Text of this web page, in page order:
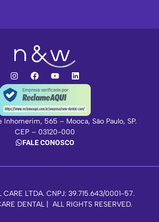
Inhomerim, 565 – Mooca, São Paulo, SP.
CEP – 03120-000
FALE CONOSCO
CARE LTDA. CNPJ: 39.715.643/0001-57.
DENTAL | ALL RIGHTS RESERVED.